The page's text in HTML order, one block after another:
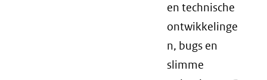
en technische
ontwikkelinge
n, bugs en
slimme